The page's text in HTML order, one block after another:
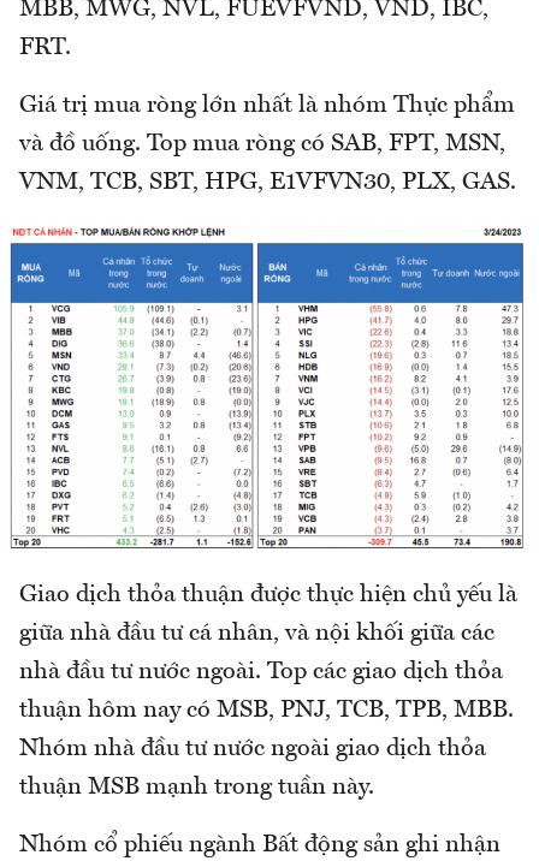
MBB, MWG, NVL, FUEVFVND, VND, IBC,
FRT.
Giá trị mua ròng lớn nhất là nhóm Thực phẩm
và đồ uống. Top mua ròng có SAB, FPT, MSN,
VNM, TCB, SBT, HPG, E1VFVN30, PLX, GAS.
Giao dịch thỏa thuận được thực hiện chủ yếu là
giữa nhà đầu tư cá nhân, và nội khối giữa các
nhà đầu tư nước ngoài. Top các giao dịch thỏa
thuận hôm nay có MSB, PNJ, TCB, TPB, MBB.
Nhóm nhà đầu tư nước ngoài giao dịch thỏa
thuận MSB mạnh trong tuần này.
Nhóm cổ phiếu ngành Bất động sản ghi nhận